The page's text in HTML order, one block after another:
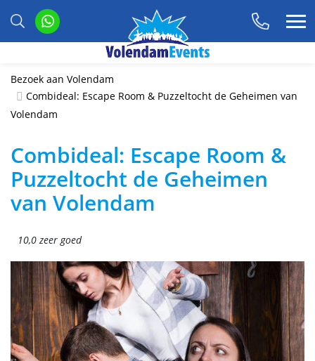
Bezoek aan Volendam
Combideal: Escape Room & Puzzeltocht de Geheimen van
Volendam
Combideal: Escape Room &
Puzzeltocht de Geheimen
van Volendam
10,0 zeer goed